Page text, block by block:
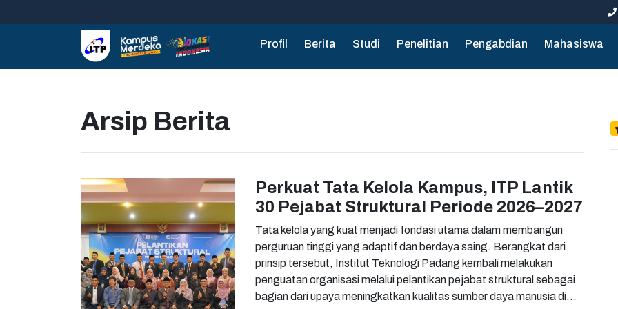
Profil Berita Studi Penelitian Pengabdian Mahasiswa
Arsip Berita
Perkuat Tata Kelola Kampus, ITP Lantik
30 Pejabat Struktural Periode 2026–2027
Tata kelola yang kuat menjadi fondasi utama dalam membangun
perguruan tinggi yang adaptif dan berdaya saing. Berangkat dari
prinsip tersebut, Institut Teknologi Padang kembali melakukan
penguatan organisasi melalui pelantikan pejabat struktural sebagai
bagian dari upaya meningkatkan kualitas sumber daya manusia di